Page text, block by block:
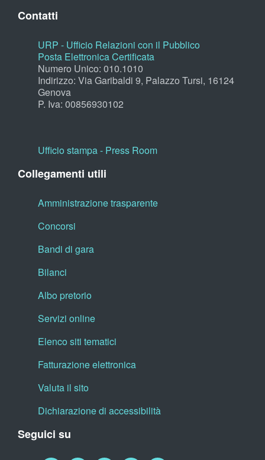
Contatti
URP - Ufficio Relazioni con il Pubblico
Posta Elettronica Certificata
Numero Unico: 010.1010
Indirizzo: Via Garibaldi 9, Palazzo Tursi, 16124
Genova
P. Iva: 00856930102
Ufficio stampa - Press Room
Collegamenti utili
Amministrazione trasparente
Concorsi
Bandi di gara
Bilanci
Albo pretorio
Servizi online
Elenco siti tematici
Fatturazione elettronica
Valuta il sito
Dichiarazione di accessibilità
Seguici su